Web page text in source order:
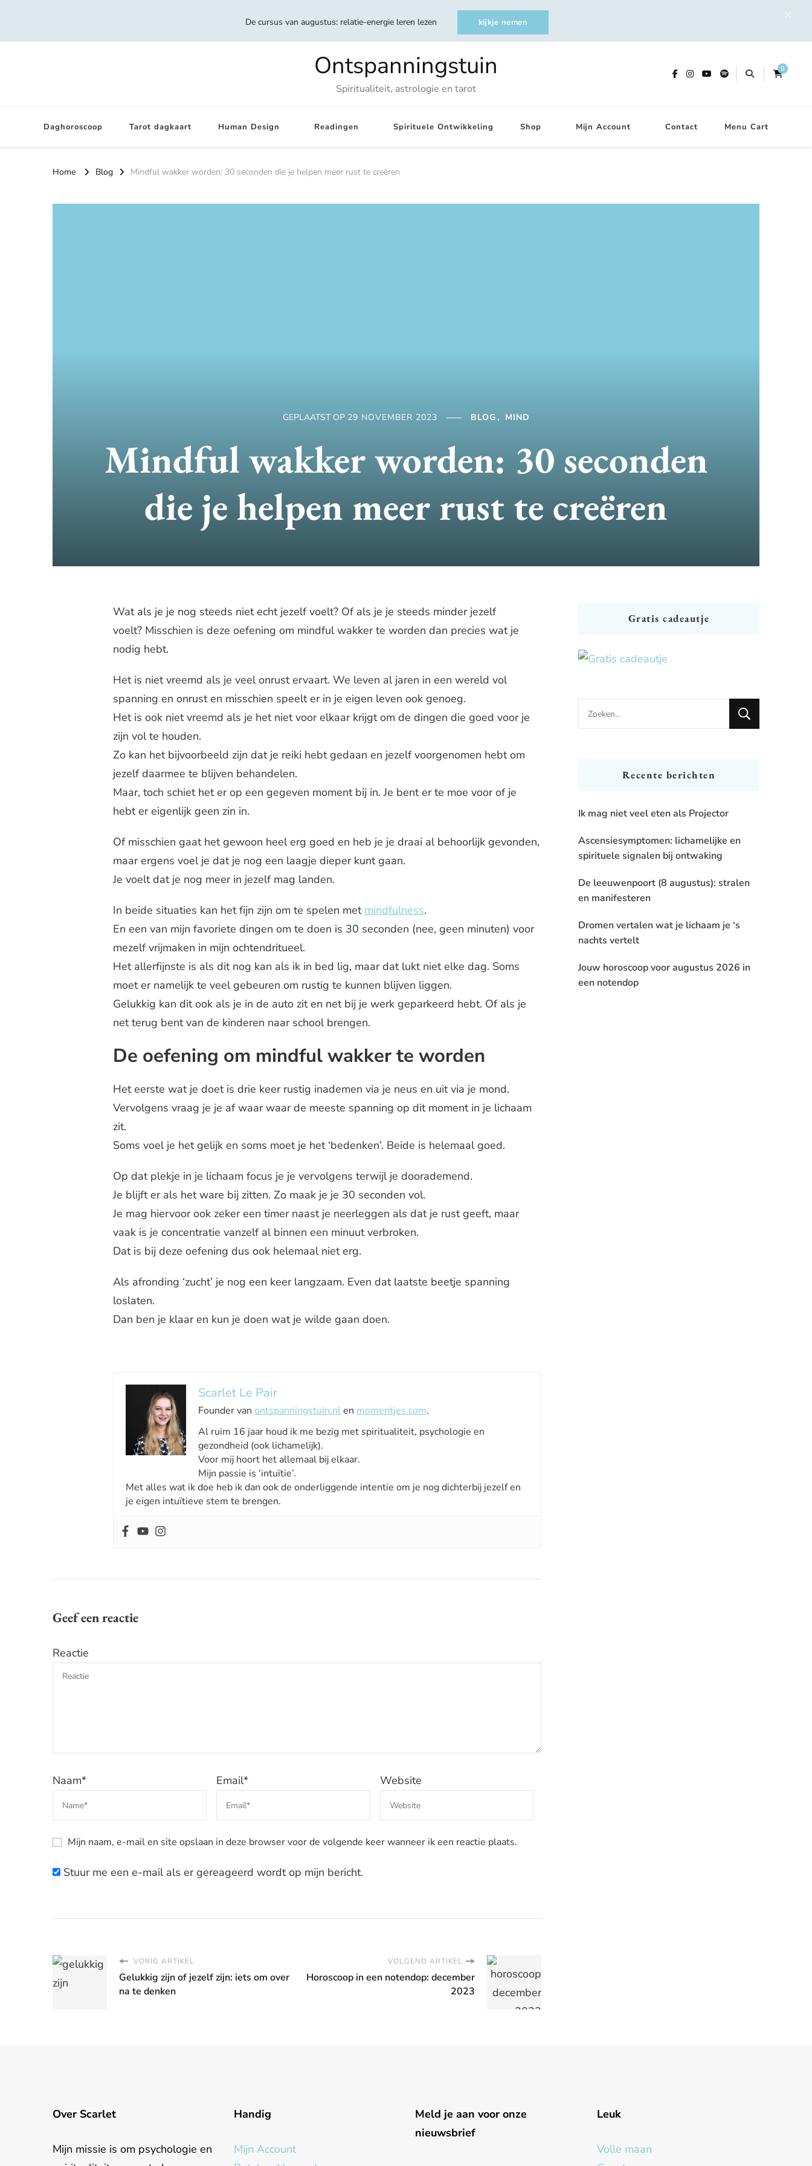
De cursus van augustus: relatie-energie leren lezen kijkje nemen
Ontspanningstuin
Spiritualiteit, astrologie en tarot
0
Daghoroscoop Tarot dagkaart Human Design Readingen Spirituele Ontwikkeling Shop Mijn Account Contact Menu Cart
Home Blog Mindful wakker worden: 30 seconden die je helpen meer rust te creëren
GEPLAATST OP 29 NOVEMBER 2023 BLOG MIND
Mindful wakker worden: 30 seconden
die je helpen meer rust te creëren
Wat als je je nog steeds niet echt jezelf voelt? Of als je je steeds minder jezelf
voelt? Misschien is deze oefening om mindful wakker te worden dan precies wat je
nodig hebt.
Het is niet vreemd als je veel onrust ervaart. We leven al jaren in een wereld vol
spanning en onrust en misschien speelt er in je eigen leven ook genoeg.
Het is ook niet vreemd als je het niet voor elkaar krijgt om de dingen die goed voor je
zijn vol te houden.
Zo kan het bijvoorbeeld zijn dat je reiki hebt gedaan en jezelf voorgenomen hebt om
jezelf daarmee te blijven behandelen.
Maar, toch schiet het er op een gegeven moment bij in. Je bent er te moe voor of je
hebt er eigenlijk geen zin in.
Of misschien gaat het gewoon heel erg goed en heb je je draai al behoorlijk gevonden,
maar ergens voel je dat je nog een laagje dieper kunt gaan.
Je voelt dat je nog meer in jezelf mag landen.
In beide situaties kan het fijn zijn om te spelen met mindfulness.
En een van mijn favoriete dingen om te doen is 30 seconden (nee, geen minuten) voor
mezelf vrijmaken in mijn ochtendritueel.
Het allerfijnste is als dit nog kan als ik in bed lig, maar dat lukt niet elke dag. Soms
moet er namelijk te veel gebeuren om rustig te kunnen blijven liggen.
Gelukkig kan dit ook als je in de auto zit en net bij je werk geparkeerd hebt. Of als je
net terug bent van de kinderen naar school brengen.
De oefening om mindful wakker te worden
Het eerste wat je doet is drie keer rustig inademen via je neus en uit via je mond.
Vervolgens vraag je je af waar waar de meeste spanning op dit moment in je lichaam
zit.
Soms voel je het gelijk en soms moet je het ‘bedenken’. Beide is helemaal goed.
Op dat plekje in je lichaam focus je je vervolgens terwijl je doorademend.
Je blijft er als het ware bij zitten. Zo maak je je 30 seconden vol.
Je mag hiervoor ook zeker een timer naast je neerleggen als dat je rust geeft, maar
vaak is je concentratie vanzelf al binnen een minuut verbroken.
Dat is bij deze oefening dus ook helemaal niet erg.
Als afronding ‘zucht’ je nog een keer langzaam. Even dat laatste beetje spanning
loslaten.
Dan ben je klaar en kun je doen wat je wilde gaan doen.
Scarlet Le Pair
Founder van ontspanningstuin.nlen momentjes.com.
Al ruim 16 jaar houd ik me bezig met spiritualiteit, psychologie en
gezondheid (ook lichamelijk).
Voor mij hoort het allemaal bij elkaar.
Mijn passie is ‘intuïtie’.
Met alles wat ik doe heb ik dan ook de onderliggende intentie om je nog dichterbij jezelf en
je eigen intuïtieve stem te brengen.
Geef een reactie
Reactie
Naam* Email* Website
Mijn naam, e-mail en site opslaan in deze browser voor de volgende keer wanneer ik een reactie plaats.
Stuur me een e-mail als er gereageerd wordt op mijn bericht.
VORIG ARTIKEL
Gelukkig zijn of jezelf zijn: iets om over
na te denken
VOLGEND ARTIKEL
Horoscoop in een notendop: december
2023
Gratis cadeautje
Looking
for
Recente berichten
Ik mag niet veel eten als Projector
Ascensiesymptomen: lichamelijke en
spirituele signalen bij ontwaking
De leeuwenpoort (8 augustus): stralen
en manifesteren
Dromen vertalen wat je lichaam je ‘s
nachts vertelt
Jouw horoscoop voor augustus 2026 in
een notendop
Over Scarlet
Mijn missie is om psychologie en
Handig
Mijn Account
Meld je aan voor onze
nieuwsbrief
Leuk
Volle maan